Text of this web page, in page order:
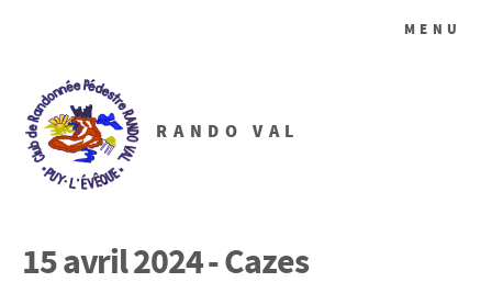
RANDO VAL
MENU
15 avril 2024 - Cazes